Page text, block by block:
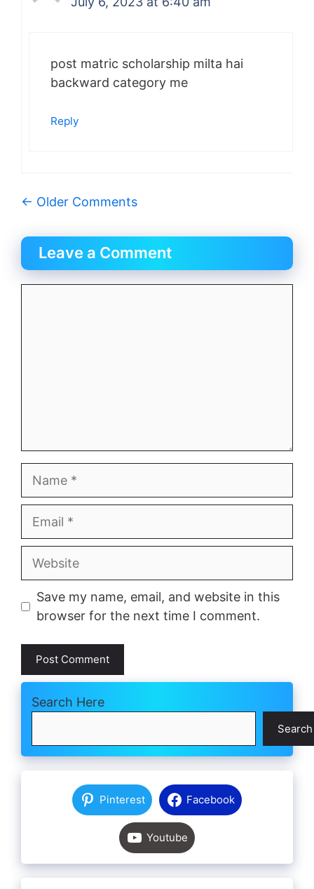
post matric scholarship milta hai
backward category me
Reply
Comment
← Older Comments
Leave a Comment
Website
Save my name, email, and website in this
browser for the next time I comment.
Search Here
Search
Pinterest Facebook
Youtube